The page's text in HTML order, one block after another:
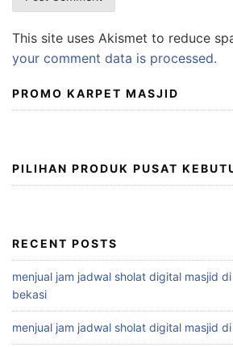
This site uses Akismet to reduce
your comment data is processed.
PROMO KARPET MASJID
PILIHAN PRODUK PUSAT
RECENT POSTS
menjual jam jadwal sholat digital masjid
bekasi
menjual jam jadwal sholat digital masjid